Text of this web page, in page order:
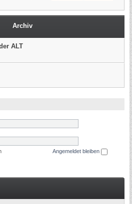
Archiv
ALT
Angemeldet bleiben